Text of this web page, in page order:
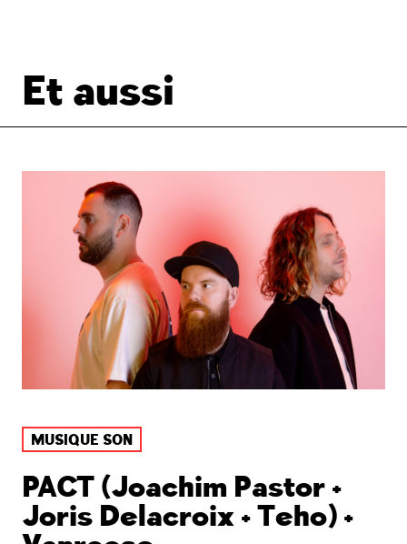
Et aussi
MUSIQUE SON
PACT (Joachim Pastor +
Joris Delacroix + Teho) +